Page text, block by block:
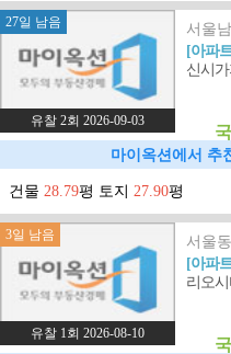
27일 남음
유찰 2회 2026-09-03
서울
[아파
신시가
마이옥션에서 추
건물 28.79평 토지 27.90평
3일 남음
유찰 1회 2026-08-10
서울
[아파
리오시